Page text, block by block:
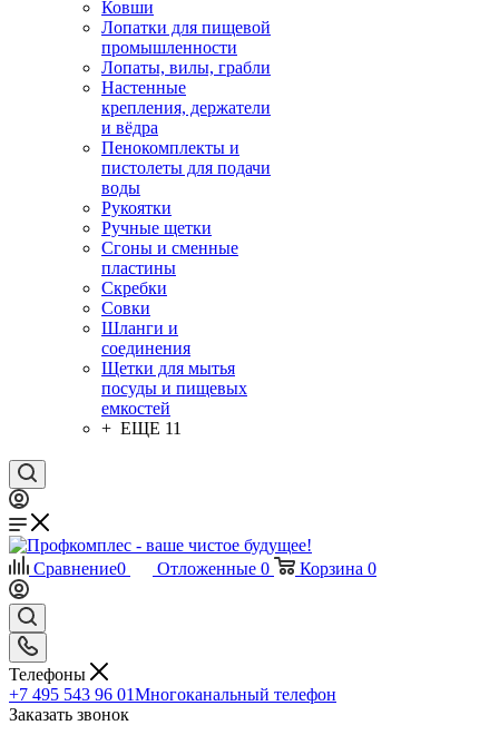
Ковши
Лопатки для пищевой
промышленности
Лопаты, вилы, грабли
Настенные
крепления, держатели
и вёдра
Пенокомплекты и
пистолеты для подачи
воды
Рукоятки
Ручные щетки
Сгоны и сменные
пластины
Скребки
Совки
Шланги и
соединения
Щетки для мытья
посуды и пищевых
емкостей
+ ЕЩЕ 11
Сравнение0 Отложенные 0 Корзина 0
Телефоны
+7 495 543 96 01Многоканальный телефон
Заказать звонок